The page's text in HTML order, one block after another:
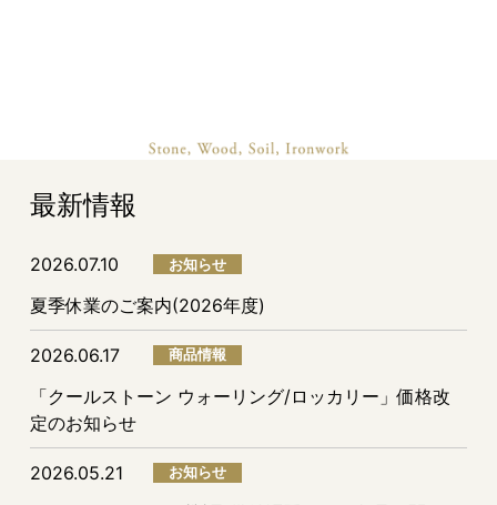
最新情報
2026.07.10 お知らせ
夏季休業のご案内(2026年度)
2026.06.17 商品情報
「クールストーン ウォーリング/ロッカリー」価格改
定のお知らせ
2026.05.21 お知らせ